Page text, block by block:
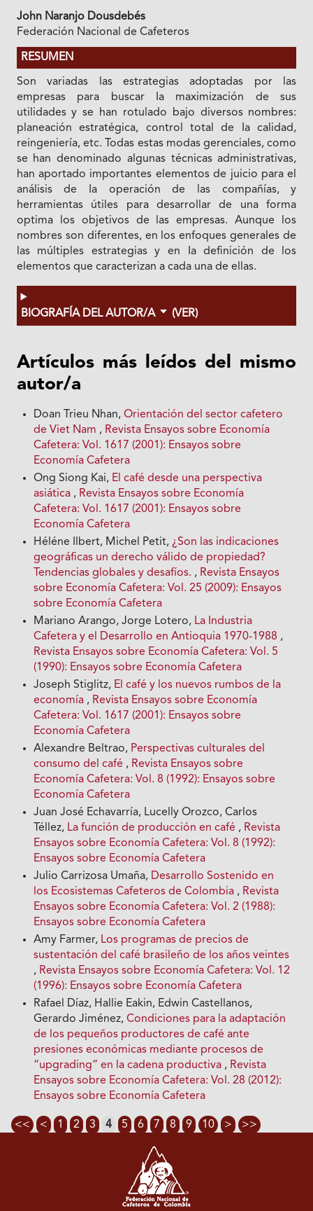
John Naranjo Dousdebés
Federación Nacional de Cafeteros
RESUMEN
Son variadas las estrategias adoptadas por las
empresas para buscar Ia maximización de sus
utilidades y se han rotulado bajo diversos nombres:
planeación estratégica, control total de Ia calidad,
reingeniería, etc. Todas estas modas gerenciales, como
se han denominado algunas técnicas administrativas,
han aportado importantes elementos de juicio para el
análisis de Ia operación de las compañías, y
herramientas útiles para desarrollar de una forma
optima los objetivos de las empresas. Aunque los
nombres son diferentes, en los enfoques generales de
las múltiples estrategias y en Ia definición de los
elementos que caracterizan a cada una de ellas.
BIOGRAFÍA DEL AUTOR/A (VER)
Artículos más leídos del mismo
autor/a
Doan Trieu Nhan,Orientación del sector cafetero
de Viet Nam , Revista Ensayos sobre Economía
Cafetera: Vol. 1617 (2001): Ensayos sobre
Economía Cafetera
Ong Siong Kai, El café desde una perspectiva
asiática , Revista Ensayos sobre Economía
Cafetera: Vol. 1617 (2001): Ensayos sobre
Economía Cafetera
Héléne Ilbert, Michel Petit, ¿Son las indicaciones
geográficas un derecho válido de propiedad?
Tendencias globales y desafíos. , Revista Ensayos
sobre Economía Cafetera: Vol. 25 (2009): Ensayos
sobre Economía Cafetera
Mariano Arango, Jorge Lotero, La Industria
Cafetera y el Desarrollo en Antioquia 1970-1988 ,
Revista Ensayos sobre Economía Cafetera: Vol. 5
(1990): Ensayos sobre Economía Cafetera
Joseph Stiglitz, El café y los nuevos rumbos de la
economía , Revista Ensayos sobre Economía
Cafetera: Vol. 1617 (2001): Ensayos sobre
Economía Cafetera
Alexandre Beltrao, Perspectivas culturales del
consumo del café , Revista Ensayos sobre
Economía Cafetera: Vol. 8 (1992): Ensayos sobre
Economía Cafetera
Juan José Echavarría, Lucelly Orozco, Carlos
Téllez, La función de producción en café , Revista
Ensayos sobre Economía Cafetera: Vol. 8 (1992):
Ensayos sobre Economía Cafetera
Julio Carrizosa Umaña, Desarrollo Sostenido en
los Ecosistemas Cafeteros de Colombia , Revista
Ensayos sobre Economía Cafetera: Vol. 2 (1988):
Ensayos sobre Economía Cafetera
Amy Farmer, Los programas de precios de
sustentación del café brasileño de los años veintes
, Revista Ensayos sobre Economía Cafetera: Vol. 12
(1996): Ensayos sobre Economía Cafetera
Rafael Díaz, Hallie Eakin, Edwin Castellanos,
Gerardo Jiménez,Condiciones para la adaptación
de los pequeños productores de café ante
presiones económicas mediante procesos de
“upgrading” en la cadena productiva , Revista
Ensayos sobre Economía Cafetera: Vol. 28 (2012):
Ensayos sobre Economía Cafetera
<< < 1 2 3 4 5 6 7 8 9 10 > >>